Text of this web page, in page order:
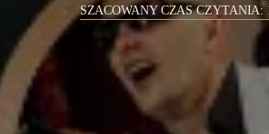
SZACOWANY CZAS